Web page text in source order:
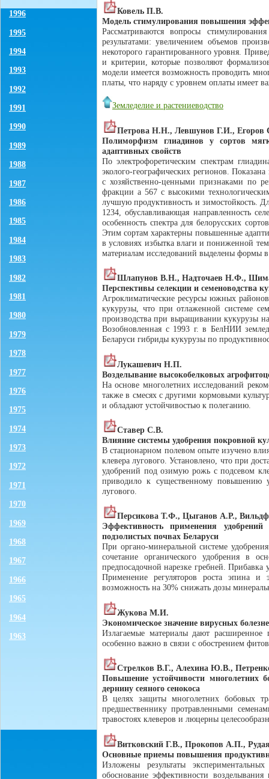
1996
1995
1994
1993
1992
1991
1990
1989
1988
1987
1986
1985
1984
1983
1982
1981
1980
1979
1978
1977
1976
1975
1974
1973
1972
1971
1970
1969
1968
1967
1966
1965
1964
1963
Ковель П.В.
Модель стимулирования повышения
Рассматриваются вопросы
результатами: увеличением объемов
некоторого гарантированного уровня.
и критерии, которые позволяют
модели имеется возможность проводить
платы, что наряду с уровнем оплаты имеет
Земледелие и растениеводство
Петрова H.H., Левшунов Г.И., Егоров
Полиморфизм глиадинов у сортов
адаптивных свойств
По электрофоретическим спектрам
эколого-географических регионов.
с хозяйственно-ценными признаками по
фракции a 567 с высокими
лучшую продуктивность и зимостойкость.
1234, обуславливающая направленность
особенность спектра для белорусских
Этим сортам характерны повышенные
в условиях избытка влаги и пониженной
материалам исследований выделены формы в
Шлапунов В.Н., Надточаев Н.Ф.,
Перспективы селекции и семеноводства
Агроклиматические ресурсы южных
кукурузы, что при отлаженной системе
производства при выращивании кукурузы
Возобновленная с 1993 г. в БелНИИ
Беларуси гибриды кукурузы по
Лукашевич Н.П.
Возделывание высокобелковых
На основе многолетних исследований
также в смесях с другими кормовыми
и обладают устойчивостью к полеганию.
Ставер С.В.
Влияние системы удобрения покровной
В стационарном полевом опыте изучено
клевера лугового. Установлено, что при
удобрений под озимую рожь с подсевом
приводило к существенному повышению
лугового.
Персикова Т.Ф., Цыганов А.Р.,
Эффективность применения
подзолистых почвах Беларуси
При органо-минеральной системе
сочетание органического удобрения в
предпосадочной нарезке гребней.
Применение регуляторов роста эпина
возможность на 30% снижать дозы
Жукова М.И.
Экономическое значение вирусных
Излагаемые материалы дают расширенное
особенно важно в связи с обострением
Стрелков В.Г., Алехина Ю.В.,
Повышение устойчивости многолетних
дернину сеяного сенокоса
В целях защиты многолетних бобовых
предшественнику протравленными
травостоях клеверов и люцерны
Витковский Г.В., Прокопов А.П.,
Основные приемы повышения
Изложены результаты
обоснование эффективности